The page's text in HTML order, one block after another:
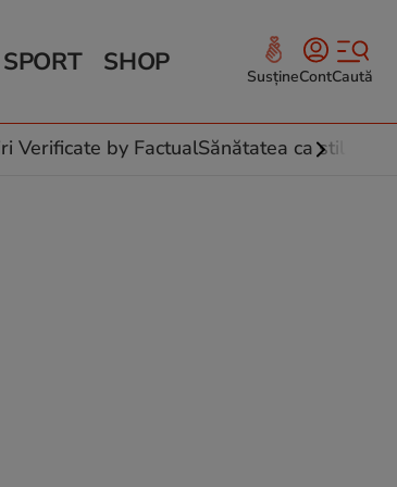
SPORT SHOP SusțineContCaută
Verificate by FactualSănătatea ca stil de